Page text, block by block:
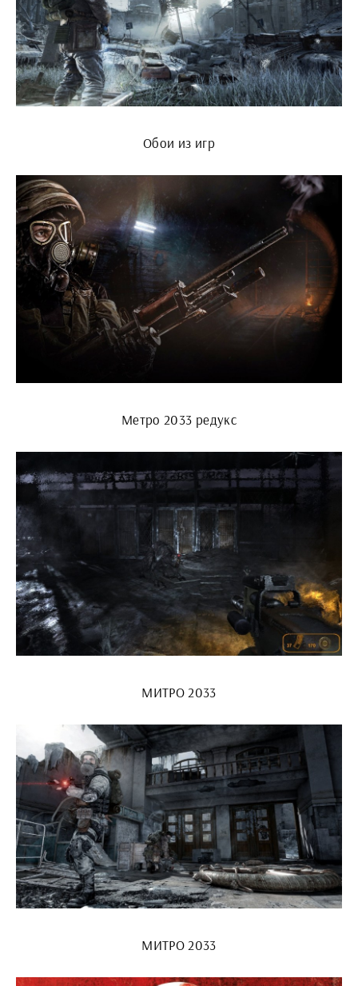
Обои из игр
Метро 2033 редукс
МИТРО 2033
МИТРО 2033